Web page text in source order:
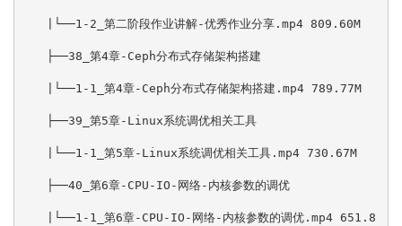
|└──1-2_第二阶段作业讲解-优秀作业分享.mp4 809.60M
├──38_第4章-Ceph分布式存储架构搭建
|└──1-1_第4章-Ceph分布式存储架构搭建.mp4 789.77M
├──39_第5章-Linux系统调优相关工具
|└──1-1_第5章-Linux系统调优相关工具.mp4 730.67M
├──40_第6章-CPU-IO-网络-内核参数的调优
|└──1-1_第6章-CPU-IO-网络-内核参数的调优.mp4 651.8